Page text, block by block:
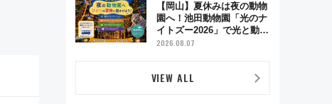
【岡山】夏休みは夜の動物
園へ！池田動物園「光のナ
イトズー2026」で光と動物
が彩る特別な夜
2026.08.07
VIEW ALL